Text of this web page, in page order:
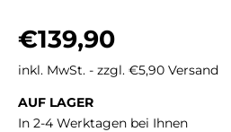
Normaler Preis
€139,90
inkl. MwSt. - zzgl. €5,90 Versand
AUF LAGER
In 2-4 Werktagen bei Ihnen